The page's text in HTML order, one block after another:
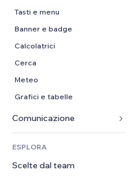
Condivisione file
Novità
Servizi per i contenuti
Effetti testo
Tasti e menu
Banner e badge
Calcolatrici
Cerca
Meteo
Grafici e tabelle
Moduli
Sondaggi
ESPLORA
Scelte dal team